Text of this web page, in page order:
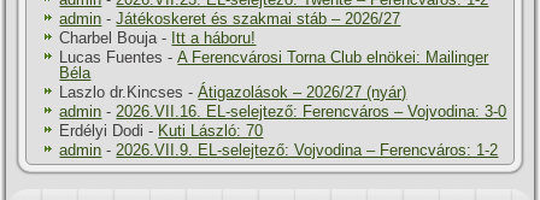
admin -Játékoskeret és szakmai stáb – 2026/27
Charbel Bouja- Itt a háboru!
Lucas Fuentes -A Ferencvárosi Torna Club elnökei: Mailinger
Béla
Laszlo dr.Kincses -Átigazolások – 2026/27 (nyár)
admin -2026.VII.16. EL-selejtező: Ferencváros – Vojvodina: 3-0
Erdélyi Dodi - Kuti László: 70
admin -2026.VII.9. EL-selejtező: Vojvodina – Ferencváros: 1-2